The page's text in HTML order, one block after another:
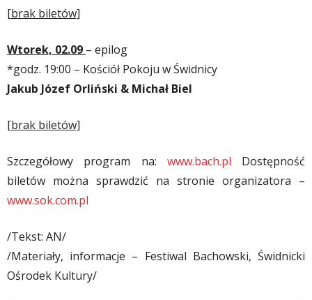
[brak biletów]
Wtorek, 02.09 – epilog
*godz. 19:00 – Kościół Pokoju w Świdnicy
Jakub Józef Orliński & Michał Biel
[brak biletów]
Szczegółowy program na: www.bach.pl Dostępność
biletów można sprawdzić na stronie organizatora –
www.sok.com.pl
/Tekst: AN/
/Materiały, informacje – Festiwal Bachowski, Świdnicki
Ośrodek Kultury/